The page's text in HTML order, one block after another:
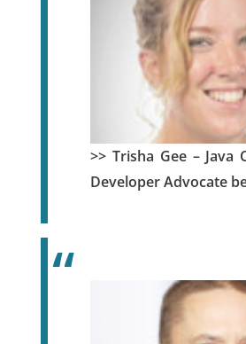
>> Trisha Gee – Java
Developer Advocate